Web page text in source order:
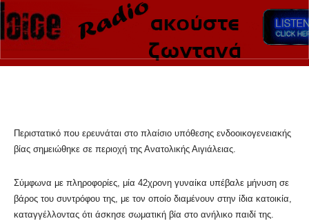
Περιστατικό που ερευνάται στο πλαίσιο υπόθεσης ενδοοικογενειακής
βίας σημειώθηκε σε περιοχή της Ανατολικής Αιγιάλειας.
Σύμφωνα με πληροφορίες, μία 42χρονη γυναίκα υπέβαλε μήνυση σε
βάρος του συντρόφου της, με τον οποίο διαμένουν στην ίδια κατοικία,
καταγγέλλοντας ότι άσκησε σωματική βία στο ανήλικο παιδί της.